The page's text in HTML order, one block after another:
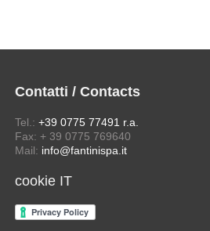
Contatti / Contacts
Tel.: +39 0775 77491 r.a.
Fax: + 39 0775 769640
Mail: info@fantinispa.it
cookie IT